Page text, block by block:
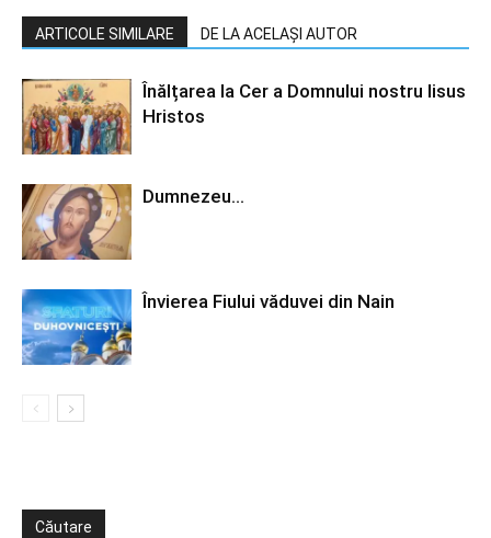
ARTICOLE SIMILARE DE LA ACELAȘI AUTOR
Înălțarea la Cer a Domnului nostru Iisus
Hristos
Dumnezeu…
Învierea Fiului văduvei din Nain
Căutare